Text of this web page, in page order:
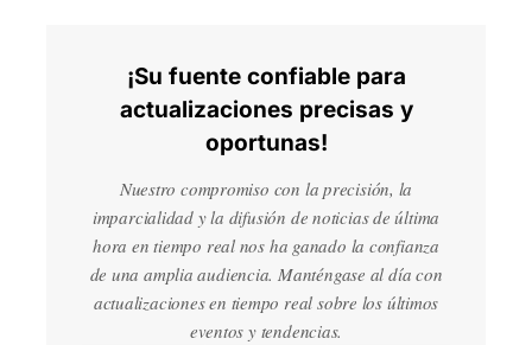
¡Su fuente confiable para
actualizaciones precisas y
oportunas!
Nuestro compromiso con la precisión, la
imparcialidad y la difusión de noticias de última
hora en tiempo real nos ha ganado la confianza
de una amplia audiencia. Manténgase al día con
actualizaciones en tiempo real sobre los últimos
eventos y tendencias.